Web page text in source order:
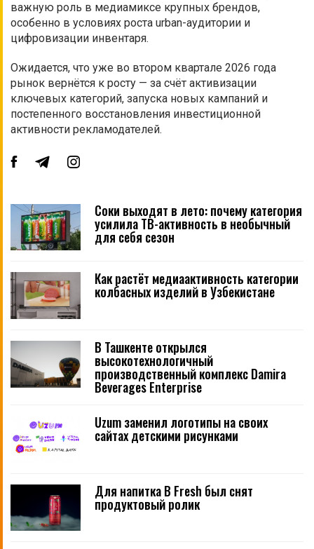
важную роль в медиамиксе крупных брендов,
особенно в условиях роста urban-аудитории и
цифровизации инвентаря.
Ожидается, что уже во втором квартале 2026 года
рынок вернётся к росту — за счёт активизации
ключевых категорий, запуска новых кампаний и
постепенного восстановления инвестиционной
активности рекламодателей.
Соки выходят в лето: почему категория
усилила ТВ-активность в необычный
для себя сезон
Как растёт медиаактивность категории
колбасных изделий в Узбекистане
В Ташкенте открылся
высокотехнологичный
производственный комплекс Damira
Beverages Enterprise
Uzum заменил логотипы на своих
сайтах детскими рисунками
Для напитка B Fresh был снят
продуктовый ролик